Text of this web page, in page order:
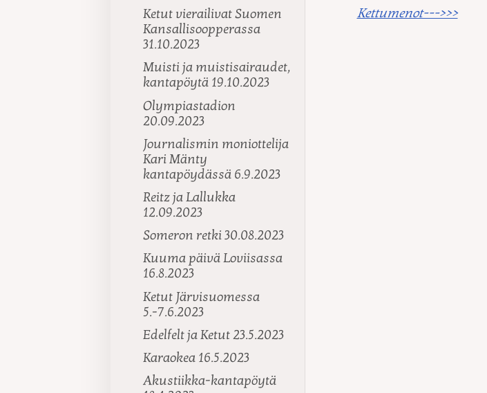
Ketut vierailivat Suomen
Kansallisoopperassa
31.10.2023
Muisti ja muistisairaudet,
kantapöytä 19.10.2023
Olympiastadion
20.09.2023
Journalismin moniottelija
Kari Mänty
kantapöydässä 6.9.2023
Reitz ja Lallukka
12.09.2023
Someron retki 30.08.2023
Kuuma päivä Loviisassa
16.8.2023
Ketut Järvisuomessa
5.-7.6.2023
Edelfelt ja Ketut 23.5.2023
Karaokea 16.5.2023
Akustiikka-kantapöytä
Kettumenot--->>>